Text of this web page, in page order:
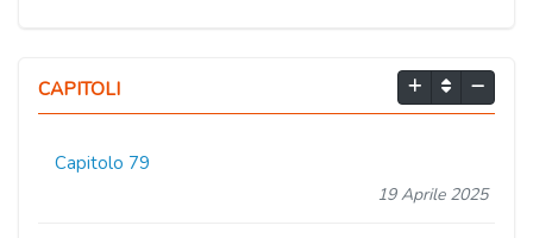
CAPITOLI
Capitolo 79
19 Aprile 2025